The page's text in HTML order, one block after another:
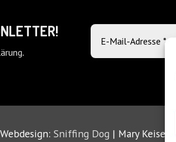
.
Webdesign:Sniffing Dog | Mary Keiser